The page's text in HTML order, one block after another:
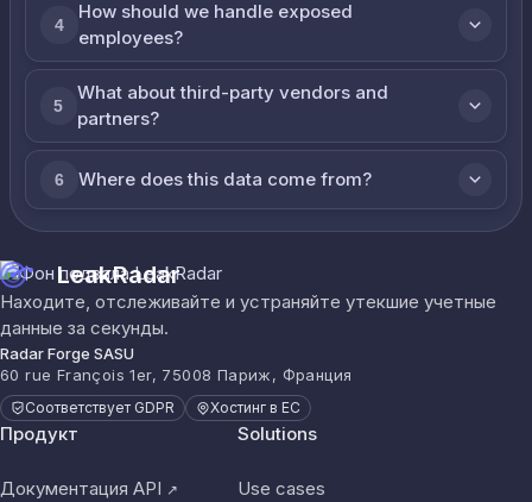
4
How should we handle exposed
employees?
5
What about third-party vendors and
partners?
6 Where does this data come from?
LeakRadar
Находите, отслеживайте и устраняйте утекшие учетные
данные за секунды.
Radar Forge SASU
60 rue François 1er, 75008 Париж, Франция
Соответствует GDPR Хостинг в ЕС
Продукт
Документация API ↗
Solutions
Use cases